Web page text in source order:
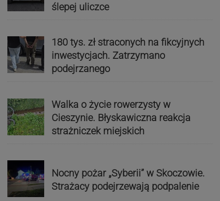
ślepej uliczce
180 tys. zł straconych na fikcyjnych
inwestycjach. Zatrzymano
podejrzanego
Walka o życie rowerzysty w
Cieszynie. Błyskawiczna reakcja
strażniczek miejskich
Nocny pożar „Syberii” w Skoczowie.
Strażacy podejrzewają podpalenie